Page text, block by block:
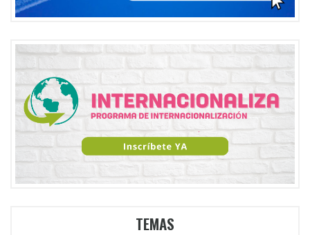
TEMAS